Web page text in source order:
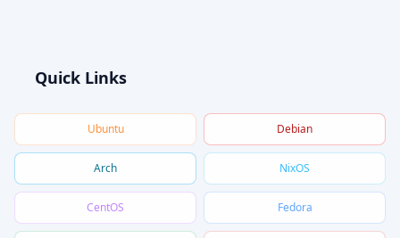
Quick Links
Ubuntu Debian
Arch NixOS
CentOS Fedora